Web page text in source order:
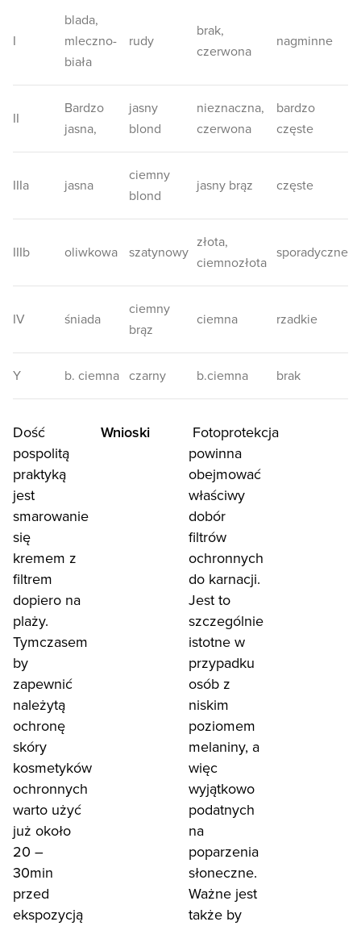
I
blada,
mleczno-
biała
rudy
brak,
czerwona
nagminne
II
Bardzo
jasna,
jasny
blond
nieznaczna,
czerwona
bardzo
częste
IIIa jasna
ciemny
blond
jasny brąz częste
IIIb oliwkowa szatynowy
złota,
ciemnozłota
sporadyczne
IV śniada
ciemny
brąz
ciemna rzadkie
Y b. ciemna czarny b.ciemna brak
Dość
pospolitą
praktyką
jest
smarowanie
się
kremem z
filtrem
dopiero na
plaży.
Tymczasem
by
zapewnić
należytą
ochronę
skóry
kosmetyków
ochronnych
warto użyć
już około
20 –
30min
przed
ekspozycją
Wnioski
Fotoprotekcja
powinna
obejmować
właściwy
dobór
filtrów
ochronnych
do karnacji.
Jest to
szczególnie
istotne w
przypadku
osób z
niskim
poziomem
melaniny, a
więc
wyjątkowo
podatnych
na
poparzenia
słoneczne.
Ważne jest
także by